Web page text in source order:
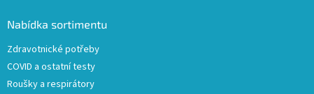
Nabídka sortimentu
Zdravotnické potřeby
COVID a ostatní testy
Roušky a respirátory